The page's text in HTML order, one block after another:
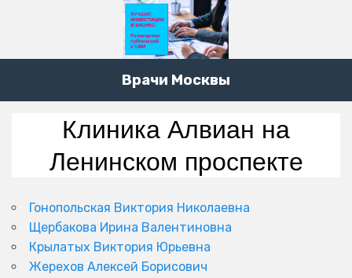
Врачи Москвы
Клиника Алвиан на
Ленинском проспекте
Гонопольская Виктория Николаевна
Щербакова Ирина Валентиновна
Крылатых Виктория Юрьевна
Жерехов Алексей Борисович